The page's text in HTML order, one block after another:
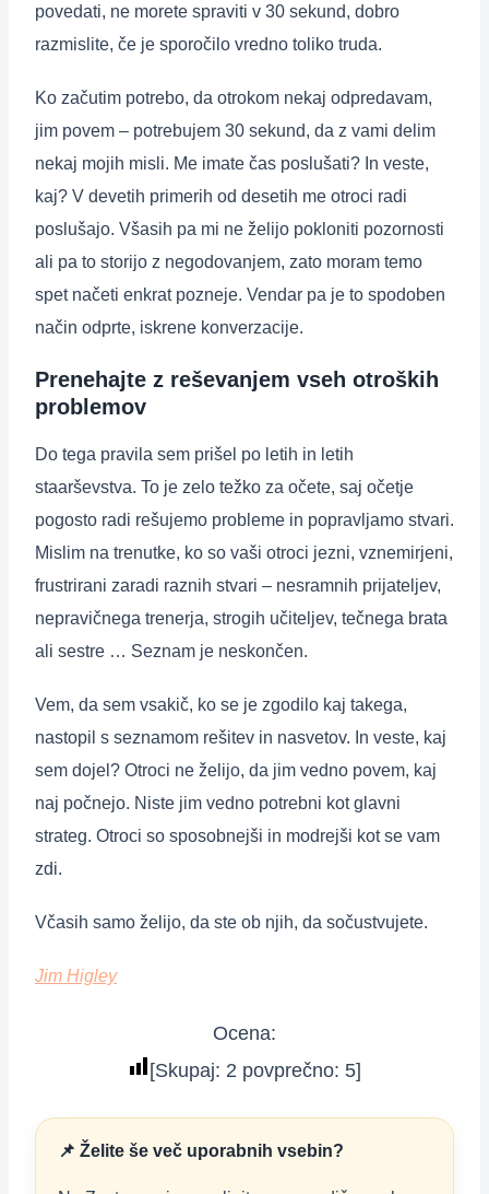
povedati, ne morete spraviti v 30 sekund, dobro
razmislite, če je sporočilo vredno toliko truda.
Ko začutim potrebo, da otrokom nekaj odpredavam,
jim povem – potrebujem 30 sekund, da z vami delim
nekaj mojih misli. Me imate čas poslušati? In veste,
kaj? V devetih primerih od desetih me otroci radi
poslušajo. Všasih pa mi ne želijo pokloniti pozornosti
ali pa to storijo z negodovanjem, zato moram temo
spet načeti enkrat pozneje. Vendar pa je to spodoben
način odprte, iskrene konverzacije.
Prenehajte z reševanjem vseh otroških
problemov
Do tega pravila sem prišel po letih in letih
staarševstva. To je zelo težko za očete, saj očetje
pogosto radi rešujemo probleme in popravljamo stvari.
Mislim na trenutke, ko so vaši otroci jezni, vznemirjeni,
frustrirani zaradi raznih stvari – nesramnih prijateljev,
nepravičnega trenerja, strogih učiteljev, tečnega brata
ali sestre … Seznam je neskončen.
Vem, da sem vsakič, ko se je zgodilo kaj takega,
nastopil s seznamom rešitev in nasvetov. In veste, kaj
sem dojel? Otroci ne želijo, da jim vedno povem, kaj
naj počnejo. Niste jim vedno potrebni kot glavni
strateg. Otroci so sposobnejši in modrejši kot se vam
zdi.
Včasih samo želijo, da ste ob njih, da sočustvujete.
Jim Higley
Ocena:
[Skupaj: 2 povprečno: 5]
📌 Želite še več uporabnih vsebin?